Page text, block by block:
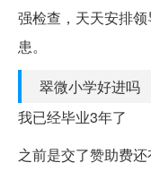
强检查，天天安排
患。
翠微小学好进吗
我已经毕业3年了
之前是交了赞助费